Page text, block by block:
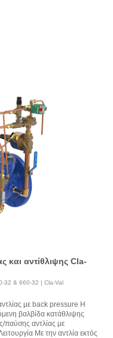
και αντίθλιψης Cla-
32 & 660-32 | Cla-Val
με back pressure Η
βαλβίδα κατάθλιψης
παύσης αντλίας με
Με την αντλία εκτός